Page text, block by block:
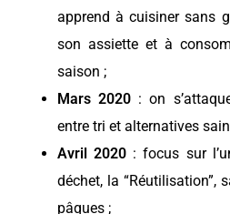
apprend à cuisiner sans
son assiette et à
saison ;
Mars 2020: on
entre tri et alternatives
Avril 2020: focus sur
déchet, la “Réutilisation”,
pâques ;